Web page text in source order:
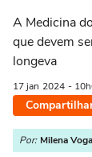
A Medicina
que devem
longeva
17 jan 2024 -
Por: Milena